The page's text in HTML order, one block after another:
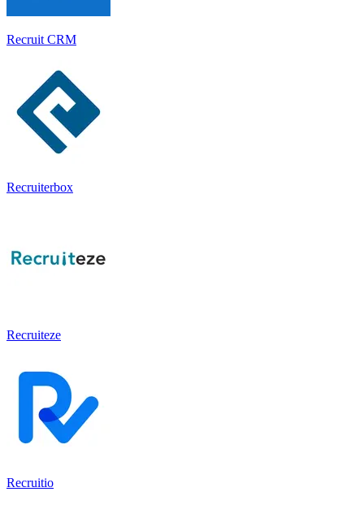
Recruit CRM
Recruiterbox
Recruiteze
Recruitio